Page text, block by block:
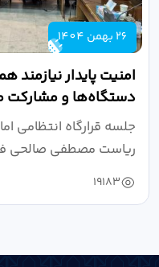
26 بهمن 1404
امنیت پایدار نیازمند
دستگاه‌ها و مشارکت
جلسه قرارگاه انتظامی
ریاست مصطفی صالحی
بوئین‌زهرا و...
19183